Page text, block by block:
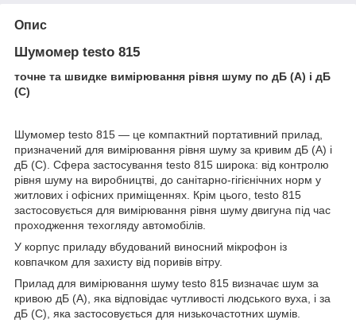
Опис
Шумомер testo 815
точне та швидке вимірювання рівня шуму по дБ (А) і дБ
(С)
Шумомер testo 815 — це компактний портативний прилад,
призначений для вимірювання рівня шуму за кривим дБ (А) і
дБ (С). Сфера застосування testo 815 широка: від контролю
рівня шуму на виробництві, до санітарно-гігієнічних норм у
житлових і офісних приміщеннях. Крім цього, testo 815
застосовується для вимірювання рівня шуму двигуна під час
проходження техогляду автомобілів.
У корпус приладу вбудований виносний мікрофон із
ковпачком для захисту від поривів вітру.
Прилад для вимірювання шуму testo 815 визначає шум за
кривою дБ (А), яка відповідає чутливості людського вуха, і за
дБ (С), яка застосовується для низькочастотних шумів.